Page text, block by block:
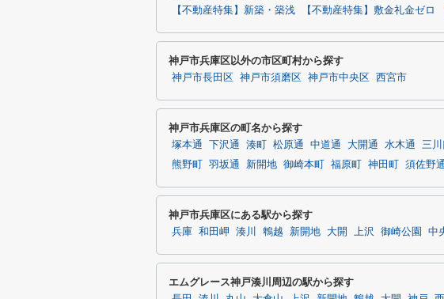
【不動産特集】新築・築浅 【不動産特集】敷金礼金ゼロ
神戸市兵庫区以外の市区町村から探す
神戸市長田区 神戸市須磨区 神戸市中央区 西宮市
神戸市兵庫区の町名から探す
塚本通 下沢通 湊町 松原通 中道通 大開通 水木通 三川
熊野町
羽坂通 新開地 御崎本町 福原町 神田町 須佐野
神戸市兵庫区にある駅から探す
兵庫 和田岬 湊川 鵯越 新開地 大開 上沢 御崎公園 中
エムグレース神戸湊川周辺の駅から探す